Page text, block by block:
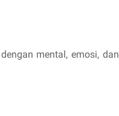
mental, emosi, dan